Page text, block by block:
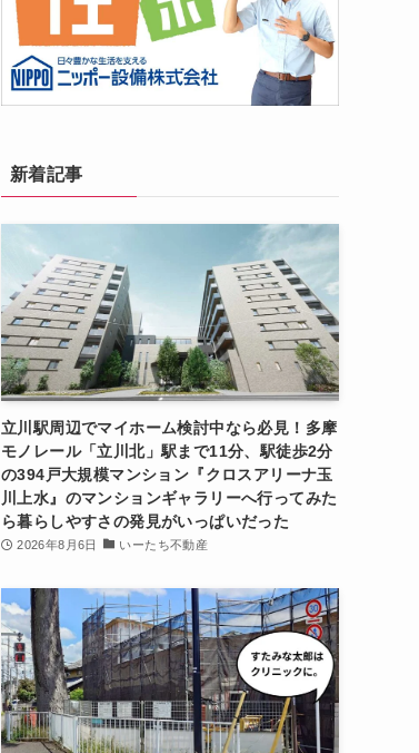
新着記事
立川駅周辺でマイホーム検討中なら必見！多摩
モノレール「立川北」駅まで11分、駅徒歩2分
の394戸大規模マンション『クロスアリーナ玉
川上水』のマンションギャラリーへ行ってみた
ら暮らしやすさの発見がいっぱいだった
2026年8月6日 いーたち不動産